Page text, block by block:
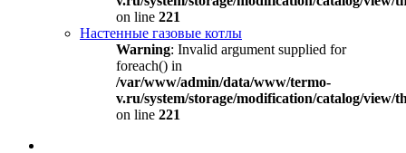
on line 221
Настенные газовые котлы
Warning: Invalid argument supplied for
foreach() in
/var/www/admin/data/www/termo-
v.ru/system/storage/modification/catalog/view/
on line 221